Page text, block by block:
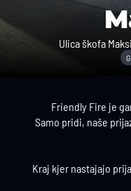
Ulica škofa
Friendly Fire je
Samo pridi, naše
Kraj kjer nastajajo